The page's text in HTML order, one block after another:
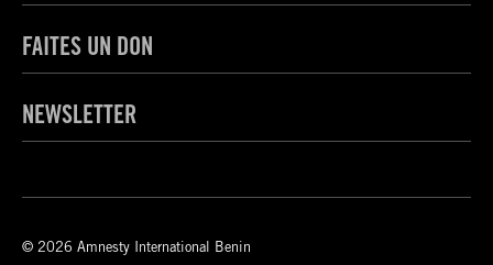
FAITES UN DON
NEWSLETTER
© 2026 Amnesty International Benin